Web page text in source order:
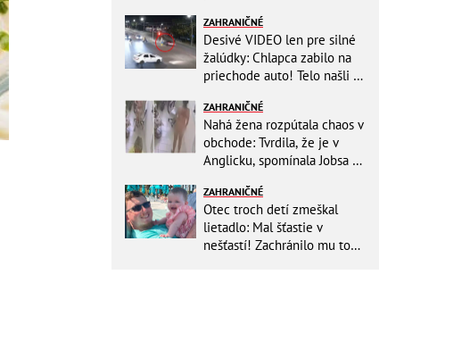
ZAHRANIČNÉ
Desivé VIDEO len pre silné
žalúdky: Chlapca zabilo na
priechode auto! Telo našli o
ZAHRANIČNÉ
Nahá žena rozpútala chaos v
obchode: Tvrdila, že je v
Anglicku, spomínala Jobsa aj
ZAHRANIČNÉ
Otec troch detí zmeškal
lietadlo: Mal šťastie v
nešťastí! Zachránilo mu to